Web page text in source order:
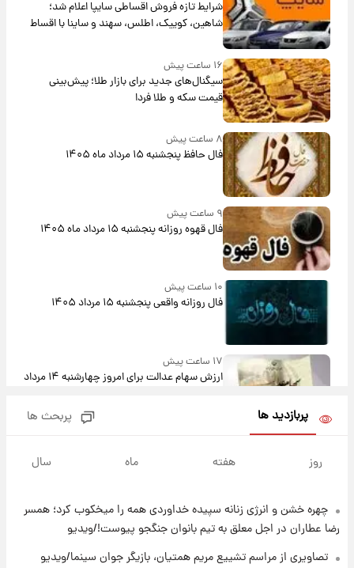
شرایط تازه فروش اقساطی سایپا اعلام شد؛
شاهین، کوییک، اطلس، سهند و ساینا با اقساط
بلندمدت + جدول
۱۶ ساعت پیش
سیگنال‌های جدید برای بازار طلا؛ پیش‌بینی
قیمت سکه و طلا فردا
۸ ساعت پیش
فال حافظ پنجشنبه ۱۵ مرداد ماه ۱۴۰۵
۹ ساعت پیش
فال قهوه روزانه پنجشنبه ۱۵ مرداد ماه ۱۴۰۵
۱۰ ساعت پیش
فال روزانه واقعی پنجشنبه ۱۵ مرداد ۱۴۰۵
۱۷ ساعت پیش
ارزش سهام عدالت برای امروز چهارشنبه ۱۴ مرداد
نام خودرو، مبلغ پیش پرداخت و زمان تحویل |
۲۲ ساعت پیش
زمان پخش «مرد سه هزار چهره» مشخص شد
پربازدید ها پربحث ها
روز هفته ماه سال
چهره خشن و انرژی زنانه سپیده خداوردی همه را میخکوب کرد؛ همسر
رضا عطاران در اجل معلق به تیم بانوان جنگجو پیوست!/ویدیو
تصاویری از مراسم تشییع مریم همتیان، بازیگر جوان سینما/ویدیو